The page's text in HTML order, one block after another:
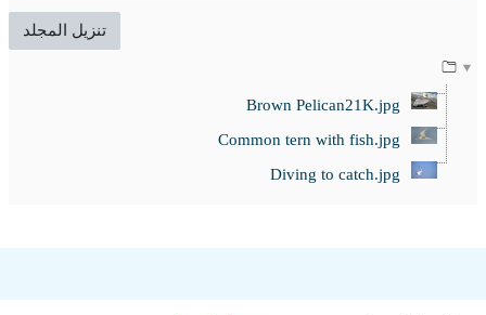
تنزيل المجلد
Brown Pelican21K.jpg
Common tern with fish.jpg
Diving to catch.jpg